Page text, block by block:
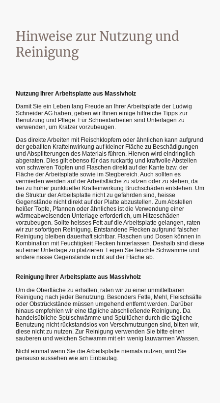
Hinweise zur Nutzung und
Reinigung
Nutzung Ihrer Arbeitsplatte aus Massivholz
Damit Sie ein Leben lang Freude an Ihrer Arbeitsplatte der Ludwig
Schneider AG haben, geben wir Ihnen einige hilfreiche Tipps zur
Benutzung und Pflege. Für Schneidarbeiten sind Unterlagen zu
verwenden, um Kratzer vorzubeugen.
Das direkte Arbeiten mit Fleischklopfern oder ähnlichen kann aufgrund
der geballten Krafteinwirkung auf kleiner Fläche zu Beschädigungen
und Absplitterungen des Materials führen. Hiervon wird eindringlich
abgeraten. Dies gilt ebenso für das ruckartig und kraftvolle Abstellen
von schweren Töpfen und Flaschen direkt auf der Kante bzw. der
Fläche der Arbeitsplatte sowie im Stegbereich. Auch sollten es
vermieden werden auf der Arbeitsfläche zu sitzen oder zu stehen, da
bei zu hoher punktueller Krafteinwirkung Bruchschäden entstehen. Um
die Struktur der Arbeitsplatte nicht zu gefährden sind, heisse
Gegenstände nicht direkt auf der Platte abzustellen. Zum Abstellen
heißer Töpfe, Pfannen oder ähnliches ist die Verwendung einer
wärmeabweisenden Unterlage erforderlich, um Hitzeschäden
vorzubeugen. Sollte heisses Fett auf die Arbeitsplatte gelangen, raten
wir zur sofortigen Reinigung. Entstandene Flecken aufgrund falscher
Reinigung bleiben dauerhaft sichtbar. Flaschen und Dosen können in
Kombination mit Feuchtigkeit Flecken hinterlassen. Deshalb sind diese
auf einer Unterlage zu platzieren. Legen Sie feuchte Schwämme und
andere nasse Gegenstände nicht auf der Fläche ab.
Reinigung Ihrer Arbeitsplatte aus Massivholz
Um die Oberfläche zu erhalten, raten wir zu einer unmittelbaren
Reinigung nach jeder Benutzung. Besonders Fette, Mehl, Fleischsäfte
oder Obstrückstände müssen umgehend entfernt werden. Darüber
hinaus empfehlen wir eine tägliche abschließende Reinigung. Da
handelsübliche Spülschwämme und Spültücher durch die tägliche
Benutzung nicht rückstandslos von Verschmutzungen sind, bitten wir,
diese nicht zu nutzen. Zur Reinigung verwenden Sie bitte einen
sauberen und weichen Schwamm mit ein wenig lauwarmen Wassen.
Nicht einmal wenn Sie die Arbeitsplatte niemals nutzen, wird Sie
genauso aussehen wie am Einbautag.